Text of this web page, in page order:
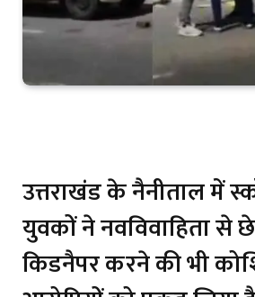
उत्तराखंड के नैनीताल में
युवकों ने नवविवाहिता से
किडनैपर करने की भी